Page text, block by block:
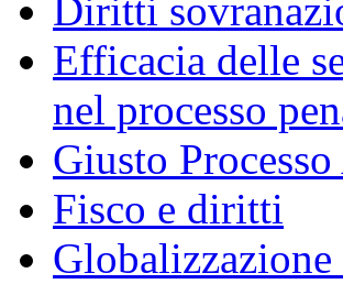
Diritti
Efficacia delle
nel processo
Giusto
Fisco e diritti